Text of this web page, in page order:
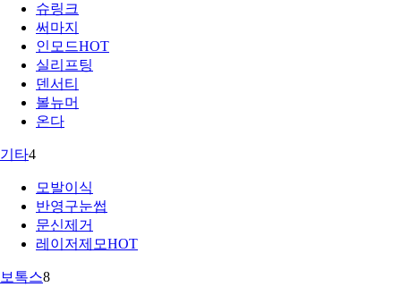
슈링크
써마지
인모드HOT
실리프팅
덴서티
볼뉴머
온다
기타4
모발이식
반영구눈썹
문신제거
레이저제모HOT
보톡스8